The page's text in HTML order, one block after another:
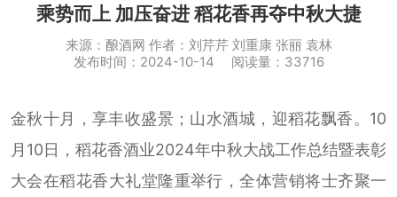
热门资讯：2024年上市酒企业第三季度报（白酒、啤酒、葡萄
酒、黄酒）
热门资讯：名酒之光：共话荣耀背后的价值与使命
乘势而上 加压奋进 稻花香再夺中秋大捷
来源：酿酒网 作者：刘芹芹 刘重康 张丽 袁林
发布时间：2024-10-14 阅读量：33716
金秋十月，享丰收盛景；山水酒城，迎稻花飘香。10
月10日，稻花香酒业2024年中秋大战工作总结暨表彰
大会在稻花香大礼堂隆重举行，全体营销将士齐聚一